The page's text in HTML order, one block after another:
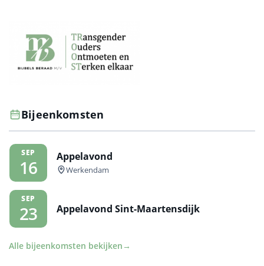
Bijeenkomsten
SEP
16
Appelavond
Werkendam
SEP
23 Appelavond Sint-Maartensdijk
Alle bijeenkomsten bekijken →